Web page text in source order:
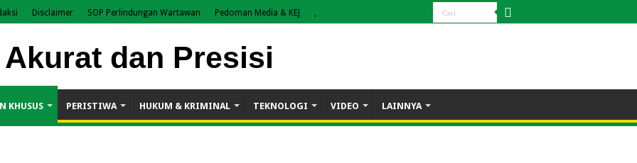
Disclaimer SOP Perlindungan Wartawan Pedoman Media & KEJ ,
KHUSUS PERISTIWA HUKUM & KRIMINAL TEKNOLOGI VIDEO LAINNYA